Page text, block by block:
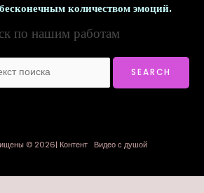
количеством эмоций.
по нашим работам
© 2026| Контент Видео с душой